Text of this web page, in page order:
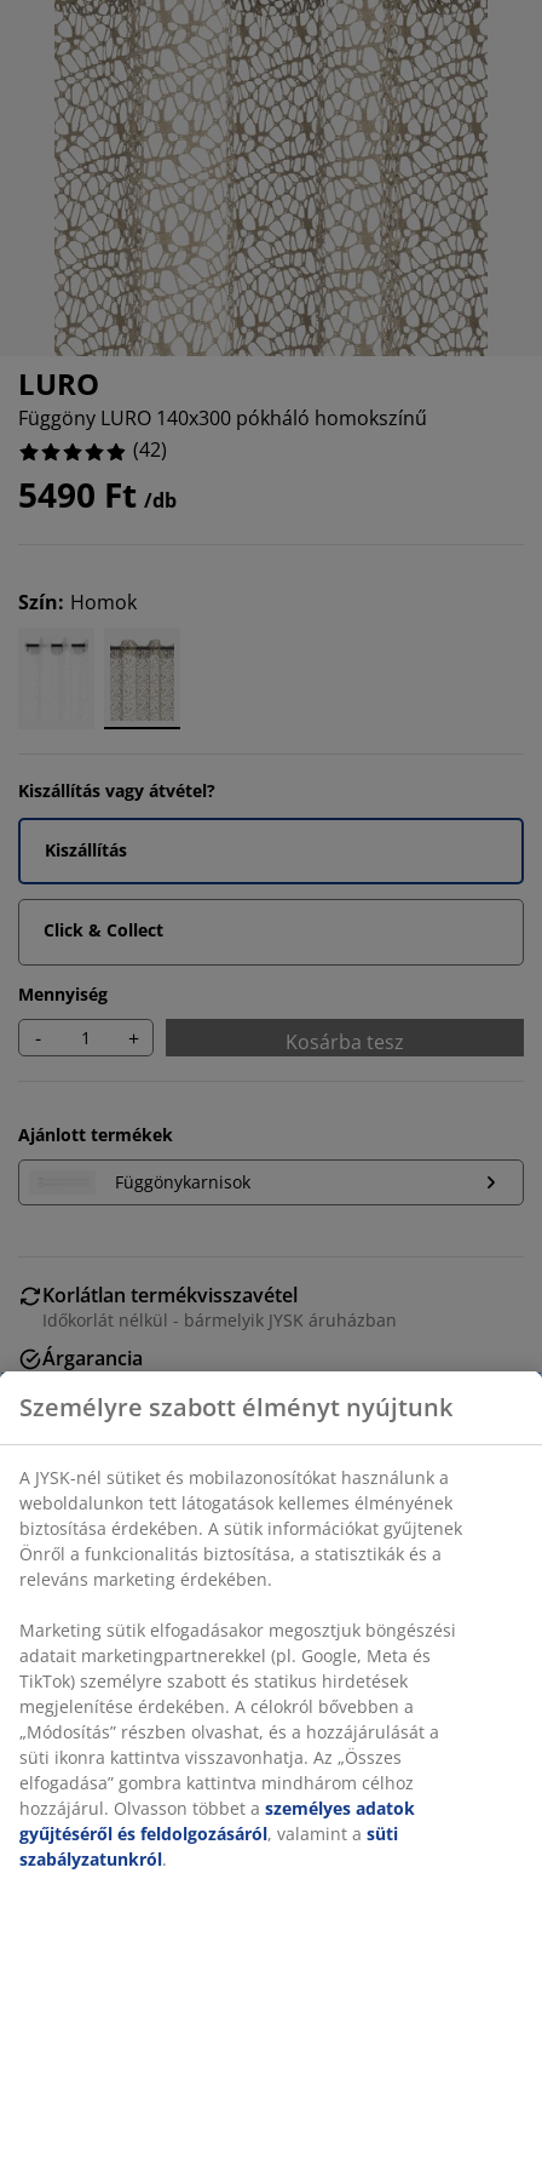
bútorok
matracok
és kiegészítők
világítás
kiegészítők
LURO
Függöny LURO 140x300 pókháló homokszínű
(42)
5490 Ft /db
Szín: Homok
Kiszállítás vagy átvétel?
Kiszállítás
Click & Collect
Mennyiség
- + Kosárba tesz
Ajánlott termékek
Függönykarnisok
Korlátlan termékvisszavétel
Időkorlát nélkül - bármelyik JYSK áruházban
Árgarancia
Rugalmas házhozszállítás
Gyors és egyszerű házhozszállítás, ahogy Ön szeretné
SKU: 5092407
Részletes Adatok
Értékelések
(42)
Kiszállítás
Személyre szabott élményt nyújtunk
A JYSK-nél sütiket és mobilazonosítókat használunk a
weboldalunkon tett látogatások kellemes élményének
biztosítása érdekében. A sütik információkat gyűjtenek
Önről a funkcionalitás biztosítása, a statisztikák és a
releváns marketing érdekében.
Marketing sütik elfogadásakor megosztjuk böngészési
adatait marketingpartnerekkel (pl. Google, Meta és
TikTok) személyre szabott és statikus hirdetések
megjelenítése érdekében. A célokról bővebben a
„Módosítás” részben olvashat, és a hozzájárulását a
süti ikonra kattintva visszavonhatja. Az „Összes
elfogadása” gombra kattintva mindhárom célhoz
hozzájárul. Olvasson többet a személyes adatok
gyűjtéséről és feldolgozásáról, valamint a süti
szabályzatunkról.